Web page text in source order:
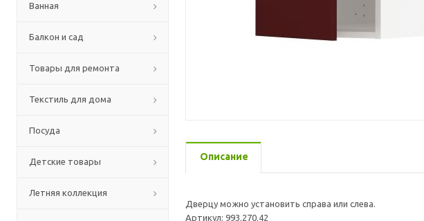
Ванная
Балкон и сад
Товары для ремонта
Текстиль для дома
Посуда
Детские товары
Летняя коллекция
Описание
Дверцу можно установить справа или слева.
Артикул: 993.270.42